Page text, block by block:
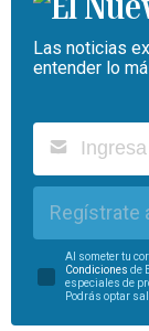
Las noticias
entender lo
Regístrate
Al someter tu
Condiciones de
especiales de
Podrás optar